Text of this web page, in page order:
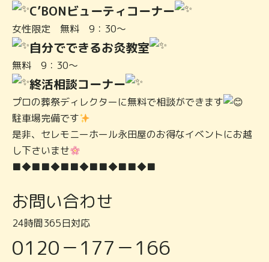
C’BONビューティコーナー
女性限定 無料 9：30～
自分でできるお灸教室
無料 9：30～
終活相談コーナー
プロの葬祭ディレクターに無料で相談ができます
駐車場完備です
是非、セレモニーホール永田屋のお得なイベントにお越
し下さいませ
■◆■■◆■■◆■■◆■■◆■
お問い合わせ
24時間365日対応
0120－177－166